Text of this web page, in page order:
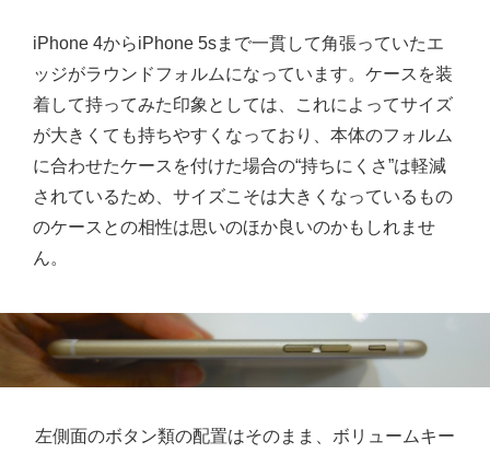
iPhone 4からiPhone 5sまで一貫して角張っていたエ
ッジがラウンドフォルムになっています。ケースを装
着して持ってみた印象としては、これによってサイズ
が大きくても持ちやすくなっており、本体のフォルム
に合わせたケースを付けた場合の“持ちにくさ”は軽減
されているため、サイズこそは大きくなっているもの
のケースとの相性は思いのほか良いのかもしれませ
ん。
左側面のボタン類の配置はそのまま、ボリュームキー